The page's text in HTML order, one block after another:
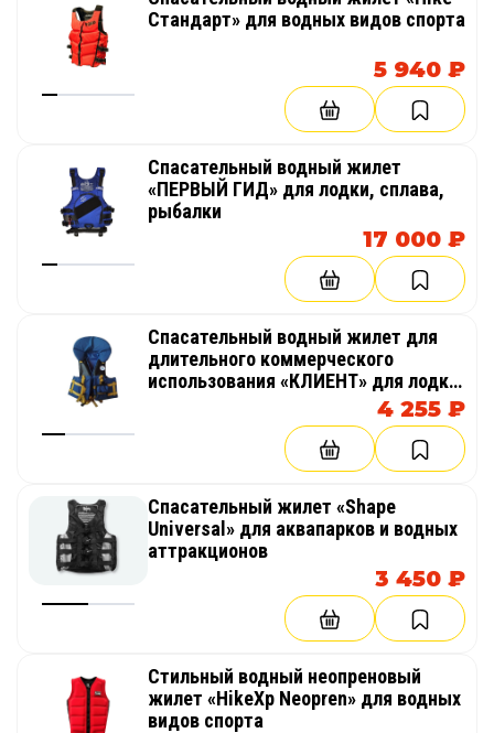
Стандарт» для водных видов спорта
5 940 ₽
Спасательный водный жилет
«ПЕРВЫЙ ГИД» для лодки, сплава,
рыбалки
17 000 ₽
Спасательный водный жилет для
длительного коммерческого
использования «КЛИЕНТ» для лодки,
4 255 ₽
Спасательный жилет «Shape
Universal» для аквапарков и водных
аттракционов
3 450 ₽
Стильный водный неопреновый
жилет «HikeXp Neopren» для водных
видов спорта